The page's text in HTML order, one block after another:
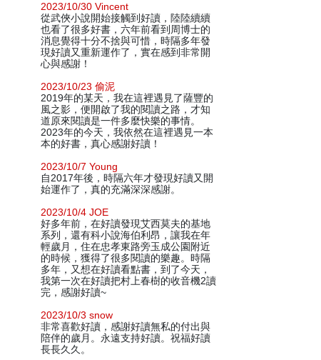
2023/10/30 Vincent
從武俠小說開始接觸到好讀，陸陸續續
也看了很多好書，六年前看到周博士的
消息覺得十分不捨與可惜，時隔多年發
現好讀又重新運作了，實在感到非常開
心與感謝！
2023/10/23 偷泥
2019年的某天，我在這裡遇見了薩豐的
風之影，便開啟了我的閱讀之路，才知
道原來閱讀是一件多麼快樂的事情。
2023年的今天，我依然在這裡遇見一本
本的好書，真心感謝好讀！
2023/10/7 Young
自2017年後，時隔六年才發現好讀又開
始運作了，真的充滿深深感謝。
2023/10/4 JOE
好多年前，在好讀發現艾西莫夫的基地
系列，還有科小說海伯利昂，讓我在年
輕歲月，住在忠孝東路旁玉成公園附近
的時候，獲得了很多閱讀的樂趣。時隔
多年，又想在好讀看點書，到了今天，
我第一次在好讀把村上春樹的收音機2讀
完，感謝好讀~
2023/10/3 snow
非常喜歡好讀，感謝好讀無私的付出與
陪伴的歲月。永遠支持好讀。祝福好讀
長長久久。